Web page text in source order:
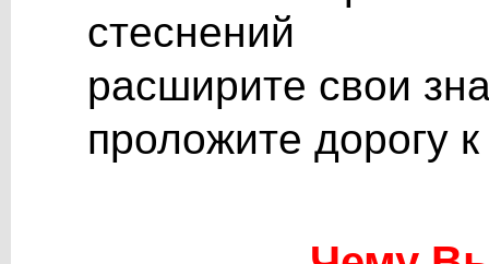
стеснений
расширите свои
проложите дорогу